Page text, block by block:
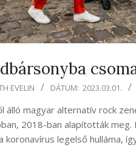
EVELIN DÁTUM: 2023.03.01.
álló magyar alternatív rock
2018-ban alapították
koronavírus legelső hulláma,